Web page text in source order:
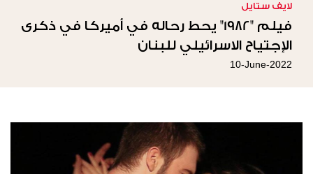
لايف ستايل
فيلم "1982" يحط رحاله في أميركا في ذكرى
الإجتياح الاسرائيلي للبنان
10-June-2022